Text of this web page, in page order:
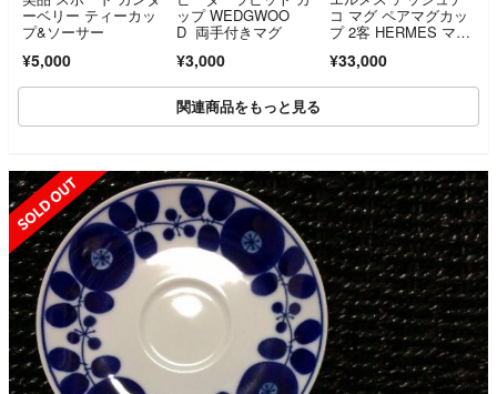
ーベリー ティーカッ
プ&ソーサー
¥5,000
ップ WEDGWOO
D 両手付きマグ
¥3,000
コ マグ ペアマグカッ
プ 2客 HERMES マグ
O コップ ペア
¥33,000
関連商品をもっと見る
SOLD OUT